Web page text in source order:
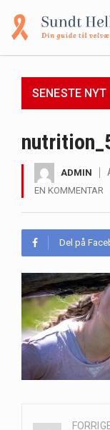
SENESTE NYT
ADMIN
EN KOMMENTAR
Del på